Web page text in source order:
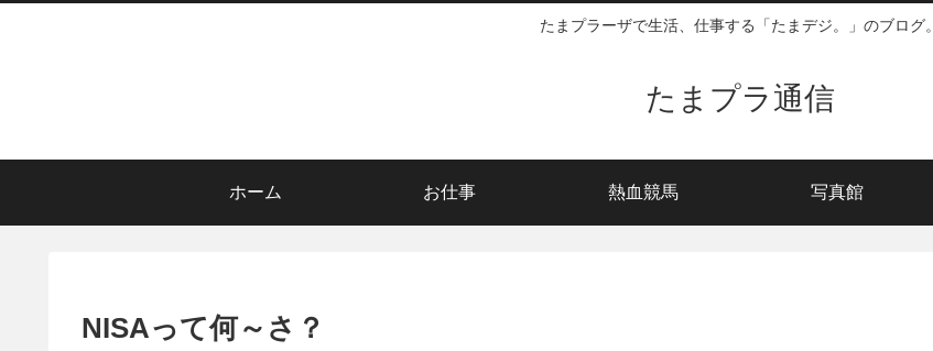
たまプラーザで生活、仕事する「たまデジ。」のブログ。
たまプラ通信
ホーム お仕事 熱血競馬 写真館
NISAって何～さ？